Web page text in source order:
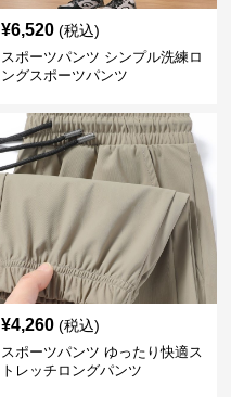
¥6,520 (税込)
スポーツパンツ シンプル洗練ロ
ングスポーツパンツ
¥4,260 (税込)
スポーツパンツ ゆったり快適ス
トレッチロングパンツ